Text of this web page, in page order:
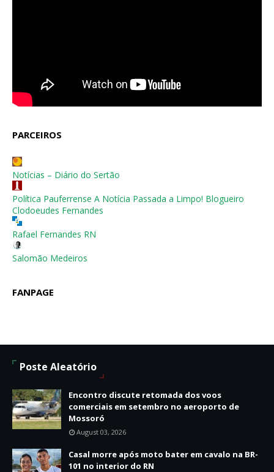
PARCEIROS
Notícias – Diário do Sertão
Política Pauferrense A Notícia Passada a Limpo! Blogueiro
Clodoeudes Fernandes
Rafael Fernandes RN
Salomão Medeiros
FANPAGE
Poste Aleatório
Encontro discute retomada dos voos
comerciais em setembro no aeroporto de
Mossoró
August 03, 2026
Casal morre após moto bater em cavalo na BR-
101 no interior do RN